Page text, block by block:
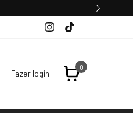
| Fazer login
0